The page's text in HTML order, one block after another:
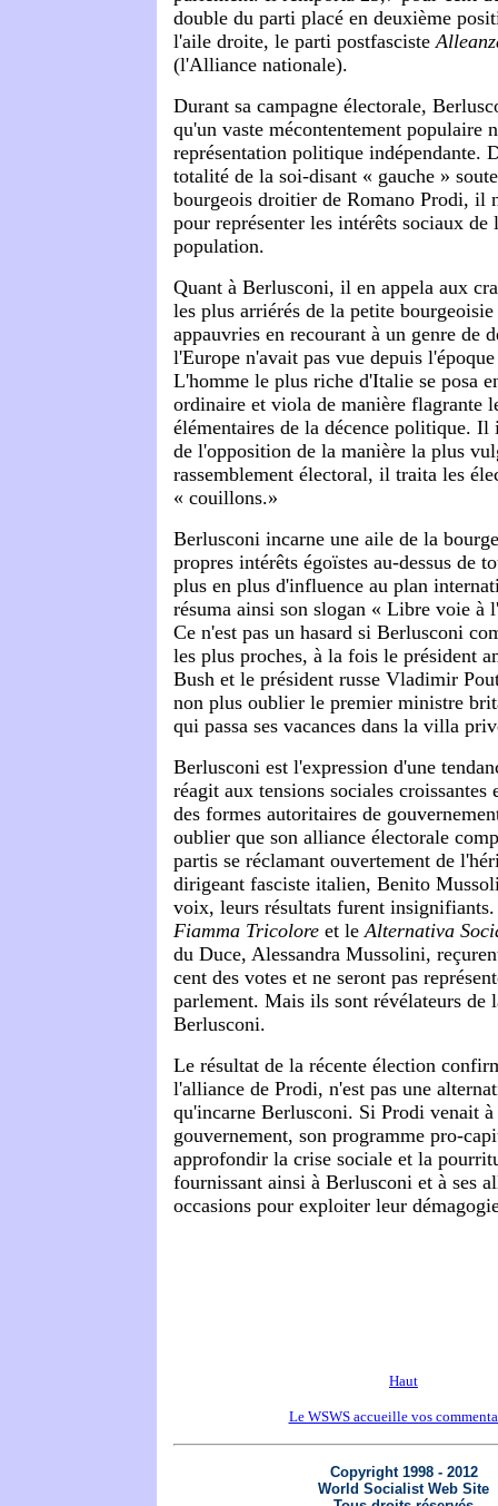
double du parti placé en deuxième
l'aile droite, le parti postfasciste
(l'Alliance nationale).
Durant sa campagne électorale,
qu'un vaste mécontentement populaire
représentation politique indépendante.
totalité de la soi-disant « gauche »
bourgeois droitier de Romano Prodi, il
pour représenter les intérêts sociaux de
population.
Quant à Berlusconi, il en appela aux
les plus arriérés de la petite bourgeoisie
appauvries en recourant à un genre de
l'Europe n'avait pas vue depuis
L'homme le plus riche d'Italie se posa
ordinaire et viola de manière flagrante
élémentaires de la décence politique. Il
de l'opposition de la manière la plus
rassemblement électoral, il traita les
« couillons.»
Berlusconi incarne une aile de la
propres intérêts égoïstes au-dessus de
plus en plus d'influence au plan
résuma ainsi son slogan « Libre voie à
Ce n'est pas un hasard si Berlusconi
les plus proches, à la fois le président
Bush et le président russe Vladimir
non plus oublier le premier ministre
qui passa ses vacances dans la villa
Berlusconi est l'expression d'une
réagit aux tensions sociales croissantes
des formes autoritaires de
oublier que son alliance électorale
partis se réclamant ouvertement de
dirigeant fasciste italien, Benito
voix, leurs résultats furent
Fiamma Tricolore et le Alternativa
du Duce, Alessandra Mussolini,
cent des votes et ne seront pas
parlement. Mais ils sont révélateurs de
Berlusconi.
Le résultat de la récente élection
l'alliance de Prodi, n'est pas une
qu'incarne Berlusconi. Si Prodi venait
gouvernement, son programme pro-
approfondir la crise sociale et la
fournissant ainsi à Berlusconi et à ses
occasions pour exploiter leur
Haut
Le WSWS accueille vos
Copyright 1998 - 2012
World Socialist Web Site